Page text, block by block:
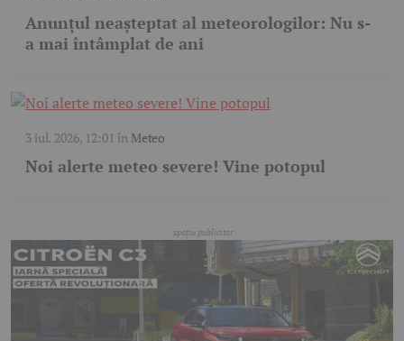
Anunțul neașteptat al meteorologilor: Nu s-
a mai întâmplat de ani
3 iul. 2026, 12:01 în Meteo
Noi alerte meteo severe! Vine potopul